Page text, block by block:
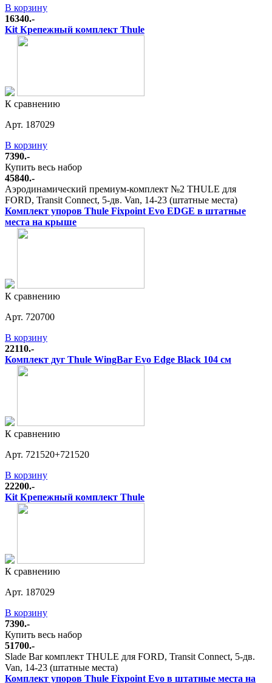
В корзину
16340.-
Kit Крепежный комплект Thule
К сравнению
Арт. 187029
В корзину
7390.-
Купить весь набор
45840.-
Аэродинамический премиум-комплект №2 THULE для
FORD, Transit Connect, 5-дв. Van, 14-23 (штатные места)
Комплект упоров Thule Fixpoint Evo EDGE в штатные
места на крыше
К сравнению
Арт. 720700
В корзину
22110.-
Комплект дуг Thule WingBar Evo Edge Black 104 см
К сравнению
Арт. 721520+721520
В корзину
22200.-
Kit Крепежный комплект Thule
К сравнению
Арт. 187029
В корзину
7390.-
Купить весь набор
51700.-
Slade Bar комплект THULE для FORD, Transit Connect, 5-дв.
Van, 14-23 (штатные места)
Комплект упоров Thule Fixpoint Evo в штатные места на